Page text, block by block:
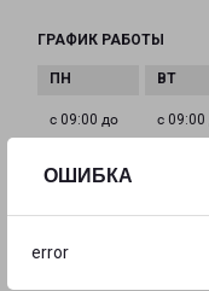
ОШИБКА
error
ГРАФИК РАБОТЫ
с 09:00 до
с 09:00
20:00